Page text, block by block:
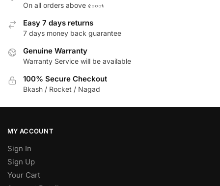
On all orders above ৫০০০৳
Easy 7 days returns
7 days money back guarantee
Genuine Warranty
Warranty Service will be available
100% Secure Checkout
Bkash / Rocket / Nagad
MY ACCOUNT
Sign In
Sign Up
Your Cart